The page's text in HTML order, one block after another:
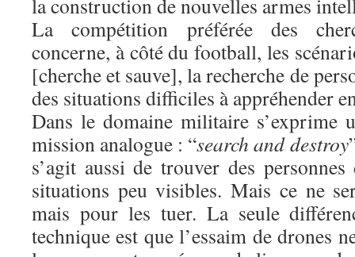
la construction de nouvelles armes
La compétition préférée des
concerne, à côté du football, les
[cherche et sauve], la recherche de
des situations difficiles à appréhender
Dans le domaine militaire s’exprime
mission analogue : “search and destroy
s’agit aussi de trouver des
situations peu visibles. Mais ce ne
mais pour les tuer. La seule
technique est que l’essaim de drones